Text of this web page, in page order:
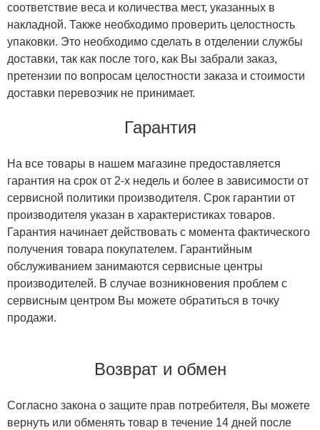
соответствие веса и количества мест, указанных в
накладной. Также необходимо проверить целостность
упаковки. Это необходимо сделать в отделении службы
доставки, так как после того, как Вы забрали заказ,
претензии по вопросам целостности заказа и стоимости
доставки перевозчик не принимает.
Гарантия
На все товары в нашем магазине предоставляется
гарантия на срок от 2-х недель и более в зависимости от
сервисной политики производителя. Срок гарантии от
производителя указан в характеристиках товаров.
Гарантия начинает действовать с момента фактического
получения товара покупателем. Гарантийным
обслуживанием занимаются сервисные центры
производителей. В случае возникновения проблем с
сервисным центром Вы можете обратиться в точку
продажи.
Возврат и обмен
Согласно закона о защите прав потребителя, Вы можете
вернуть или обменять товар в течение 14 дней после